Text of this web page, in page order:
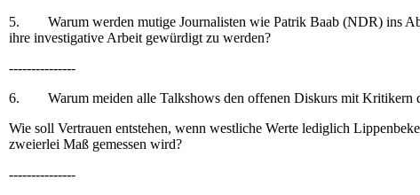
5. Warum werden mutige Journalisten wie Patrik Baab (NDR) ins
ihre investigative Arbeit gewürdigt zu werden?
---------------
6. Warum meiden alle Talkshows den offenen Diskurs mit Kritikern
Wie soll Vertrauen entstehen, wenn westliche Werte lediglich
zweierlei Maß gemessen wird?
---------------